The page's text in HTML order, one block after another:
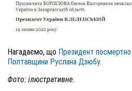
Нагадаємо, що Президент посмертно
Полтавщини Руслана Дзюбу.
Фото: ілюстративне.